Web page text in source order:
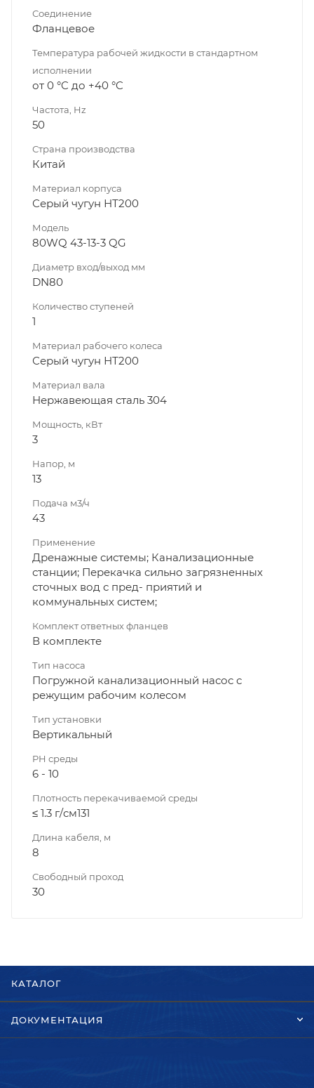
Соединение
Фланцевое
Температура рабочей жидкости в стандартном
исполнении
от 0 °C до +40 °C
Частота, Hz
50
Страна производства
Китай
Материал корпуса
Серый чугун НТ200
Модель
80WQ 43-13-3 QG
Диаметр вход/выход мм
DN80
Количество ступеней
1
Материал рабочего колеса
Серый чугун НТ200
Материал вала
Нержавеющая сталь 304
Мощность, кВт
3
Напор, м
13
Подача м3/ч
43
Применение
Дренажные системы; Канализационные
станции; Перекачка сильно загрязненных
сточных вод с пред- приятий и
коммунальных систем;
Комплект ответных фланцев
В комплекте
Тип насоса
Погружной канализационный насос с
режущим рабочим колесом
Тип установки
Вертикальный
PH среды
6 - 10
Плотность перекачиваемой среды
≤ 1.3 г/cм131
Длина кабеля, м
8
Свободный проход
30
КАТАЛОГ
ДОКУМЕНТАЦИЯ